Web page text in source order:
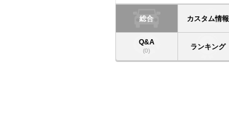
総合 カスタム情報
Q&A
(0) ランキング